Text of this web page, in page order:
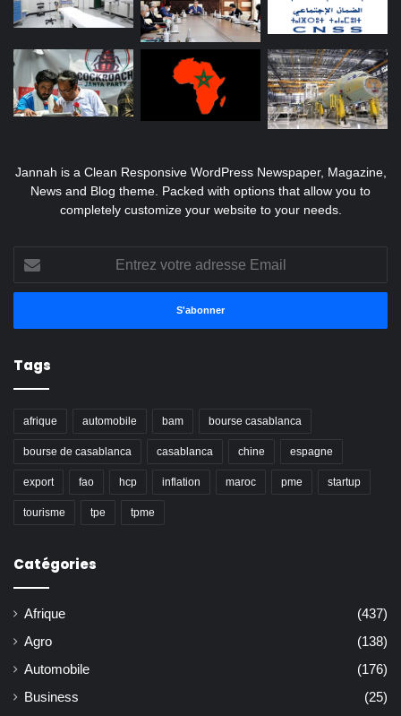
Jannah is a Clean Responsive WordPress Newspaper, Magazine,
News and Blog theme. Packed with options that allow you to
completely customize your website to your needs.
votre
adresse
Tags
afrique automobile bam bourse casablanca
bourse de casablanca casablanca chine espagne
export fao hcp inflation maroc pme startup
tourisme tpe tpme
Catégories
Afrique
(437)
Agro
(138)
Automobile
(176)
Business
(25)